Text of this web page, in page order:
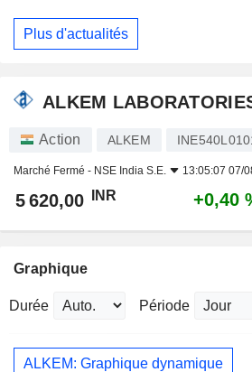
Plus d'actualités
ALKEM
Action ALKEM
Marché Fermé - NSE India S.E. 13:05:07 07/
5 620,00 INR +0,40
Graphique
Durée Période
ALKEM: Graphique dynamique